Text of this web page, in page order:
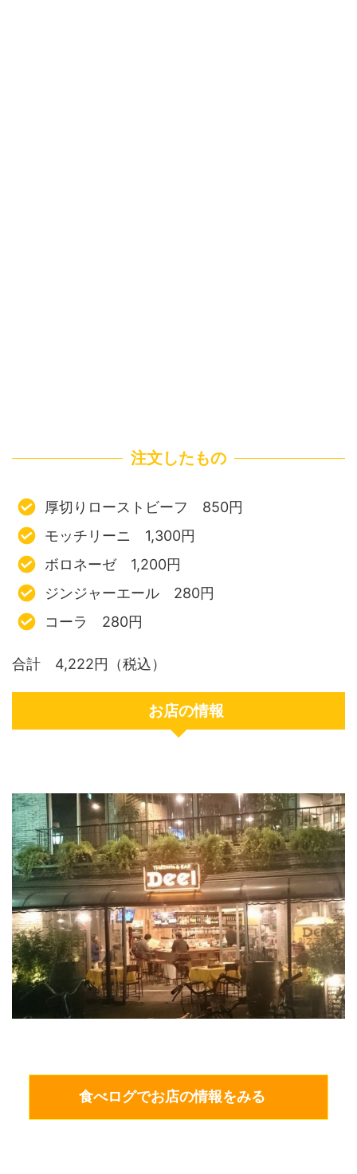
注文したもの
厚切りローストビーフ 850円
モッチリーニ 1,300円
ボロネーゼ 1,200円
ジンジャーエール 280円
コーラ 280円
合計 4,222円（税込）
お店の情報
食べログでお店の情報をみる